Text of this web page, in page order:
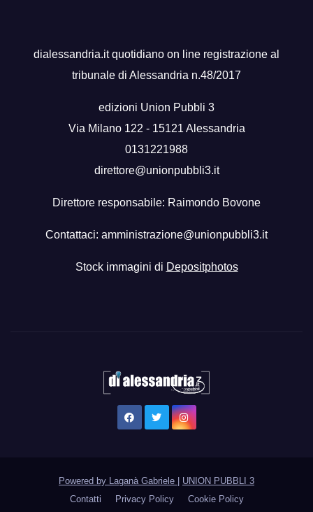
dialessandria.it quotidiano on line registrazione al
tribunale di Alessandria n.48/2017
edizioni Union Pubbli 3
Via Milano 122 - 15121 Alessandria
0131221988
direttore@unionpubbli3.it
Direttore responsabile: Raimondo Bovone
Contattaci: amministrazione@unionpubbli3.it
Stock immagini di Depositphotos
Powered by Laganà Gabriele
UNION PUBBLI 3
Contatti
Privacy Policy Cookie Policy